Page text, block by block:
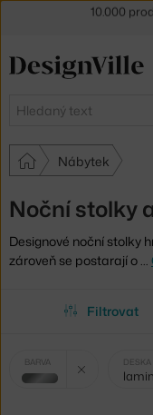
Hledat
Nábytek
Noční stolky
Designové noční stolky
zároveň se postarají o …
Filtrovat
Vybrané
filtry:
BARVA
stříbrná
DESKA